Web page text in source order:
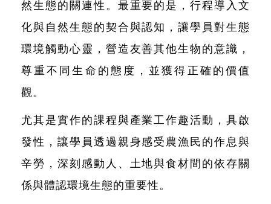
然生態的關連性。最重要的是，行程導入文
化與自然生態的契合與認知，讓學員對生態
環境觸動心靈，營造友善其他生物的意識，
尊重不同生命的態度，並獲得正確的價值
觀。
尤其是實作的課程與產業工作趣活動，具啟
發性，讓學員透過親身感受農漁民的作息與
辛勞，深刻感動人、土地與食材間的依存關
係與體認環境生態的重要性。